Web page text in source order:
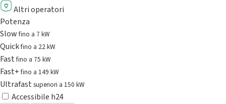
Altri operatori
Potenza
Slowfino a 7 kW
Quickfino a 22 kW
Fastfino a 75 kW
Fast+fino a 149 kW
Ultrafast superiori a 150 kW
Accessibile h24